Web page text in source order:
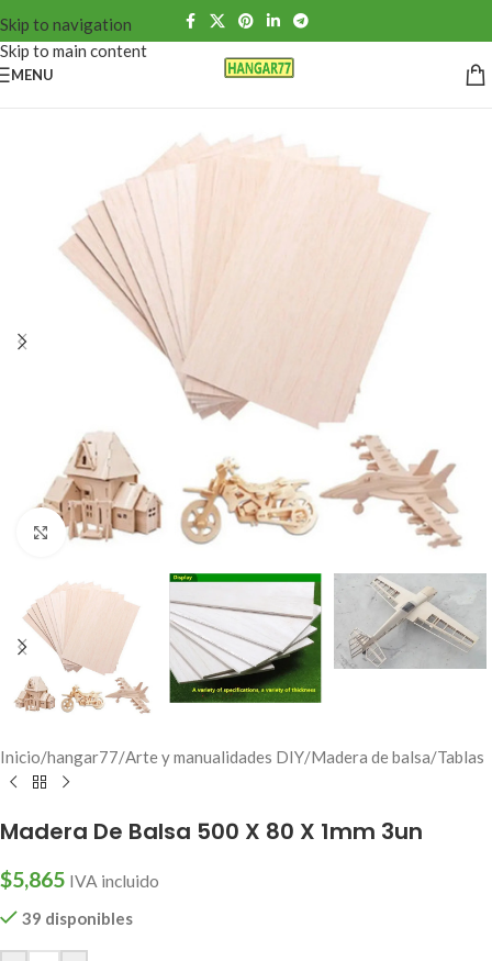
Skip to navigation
Skip to main content
MENU
Click to enlarge
Inicio/hangar77/Arte y manualidades DIY/Madera de balsa/Tablas
Madera De Balsa 500 X 80 X 1mm 3un
$5,865 IVA incluido
39 disponibles